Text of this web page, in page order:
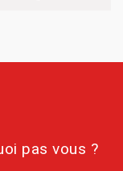
pas vous ?